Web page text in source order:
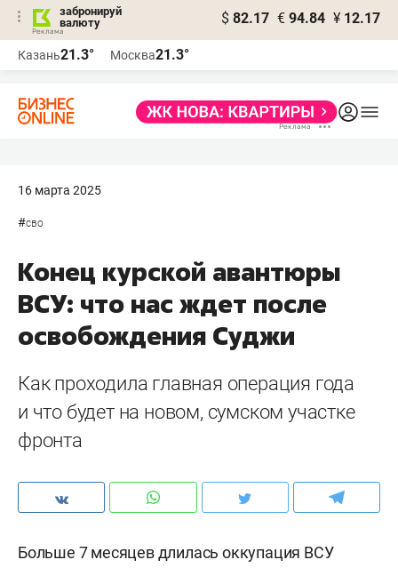
забронируй
валюту
$ 82.17 € 94.84 ¥ 12.17
Казань21.3° Москва21.3°
16 марта 2025
#сво
Конец курской авантюры
ВСУ: что нас ждет после
освобождения Суджи
Как проходила главная операция года
и что будет на новом, сумском участке
фронта
Больше 7 месяцев длилась оккупация ВСУ